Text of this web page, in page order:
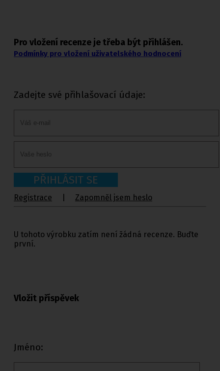
Pro vložení recenze je třeba být přihlášen.
Podmínky pro vložení uživatelského hodnocení
Zadejte své přihlašovací údaje:
PŘIHLÁSIT SE
Registrace Zapomněl jsem heslo
U tohoto výrobku zatím není žádná recenze. Buďte
první.
Vložit příspěvek
Jméno: